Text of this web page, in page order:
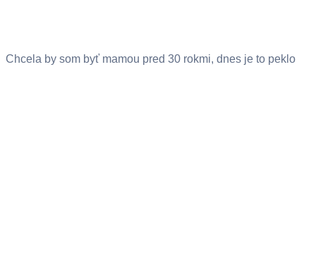
Chcela by som byť mamou pred 30 rokmi, dnes je to peklo